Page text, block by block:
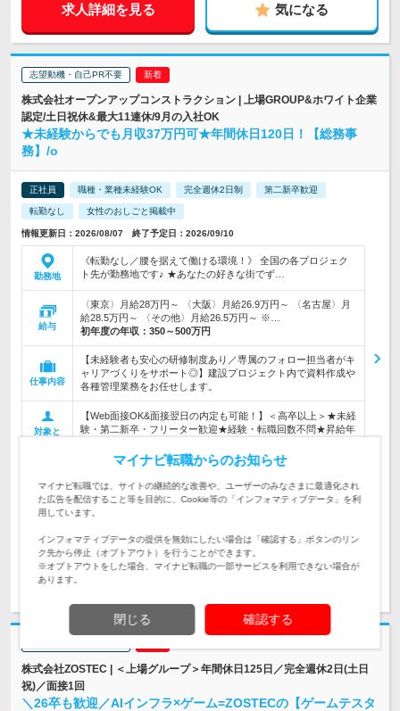
求人詳細を見る 気になる
志望動機・自己PR不要
株式会社オープンアップコンストラクション | 上場GROUP&ホワイト企業
認定/土日祝休&最大11連休/9月の入社OK
★未経験からでも月収37万円可★年間休日120日！【総務事
務】/o
正社員 職種・業種未経験OK 完全週休2日制 第二新卒歓迎
転勤なし 女性のおしごと掲載中
情報更新日：2026/08/07 終了予定日：2026/09/10
勤務地
《転勤なし／腰を据えて働ける環境！》 全国の各プロジェク
ト先が勤務地です♪ ★あなたの好きな街でず…
給与
〈東京〉月給28万円～ 〈大阪〉月給26.9万円～ 〈名古屋〉月
給28.5万円～ 〈その他〉月給26.5万円～ ※…
初年度の年収： 350～500万円
仕事内容
【未経験者も安心の研修制度あり／専属のフォロー担当者がキ
ャリアづくりをサポート◎】建設プロジェクト内で資料作成や
各種管理業務をお任せします。
対象と
【Web面接OK&面接翌日の内定も可能！】＜高卒以上＞★未経
験・第二新卒・フリーター歓迎★経験・転職回数不問★昇給年
設立：2019年6月／従業員数：8,119人／本社所在
地：東京都
求人詳細を見る
株式会社ZOSTEC | ＜上場グループ＞年間休日125日／完全週休2日(土日
祝)／面接1回
＼26卒も歓迎／AIインフラ×ゲーム=ZOSTECの【ゲームテスタ
マイナビ転職からのお知らせ
マイナビ転職では、サイトの継続的な改善や、ユーザーのみなさまに最適化され
た広告を配信すること等を目的に、Cookie等の「インフォマティブデータ」を利
用しています。
インフォマティブデータの提供を無効にしたい場合は「確認する」ボタンのリン
ク先から停止（オプトアウト）を行うことができます。
※オプトアウトをした場合、マイナビ転職の一部サービスを利用できない場合が
あります。
閉じる 確認する